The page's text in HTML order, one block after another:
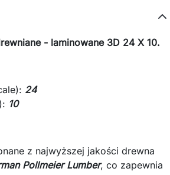
- laminowane 3D 24 X 10.
24
10
z najwyższej jakości drewna
Pollmeier Lumber, co zapewnia